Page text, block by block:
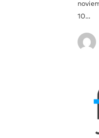
10…